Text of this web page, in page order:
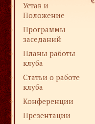
Устав и
Положение
Программы
заседаний
Планы работы
клуба
Статьи о работе
клуба
Конференции
Презентации